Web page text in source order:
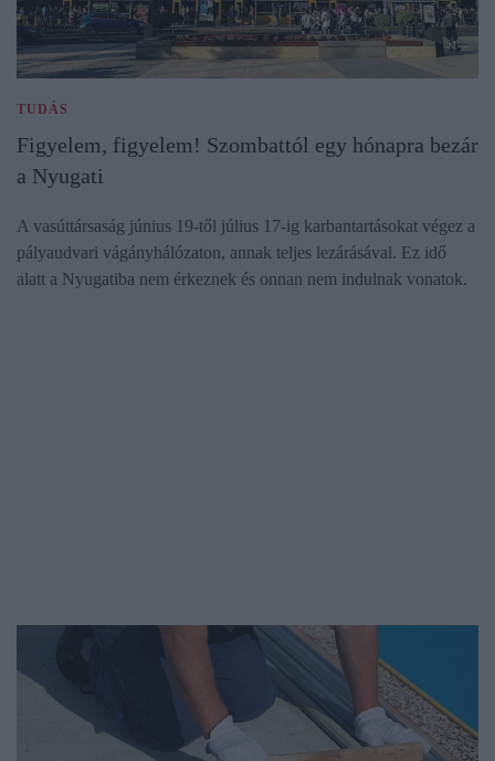
TUDÁS
Figyelem, figyelem! Szombattól egy hónapra bezár
a Nyugati
A vasúttársaság június 19-től július 17-ig karbantartásokat végez a
pályaudvari vágányhálózaton, annak teljes lezárásával. Ez idő
alatt a Nyugatiba nem érkeznek és onnan nem indulnak vonatok.